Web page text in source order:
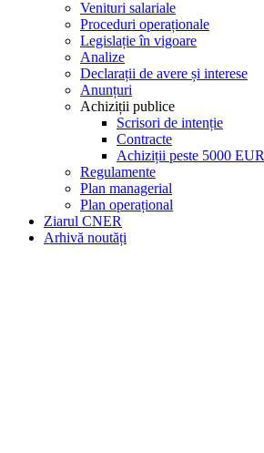
Venituri salariale
Proceduri operaționale
Legislație în vigoare
Analize
Declarații de avere și interese
Anunțuri
Achiziții publice
Scrisori de intenție
Contracte
Achiziții peste 5000 EUR
Regulamente
Plan managerial
Plan operațional
Ziarul CNER
Arhivă noutăți